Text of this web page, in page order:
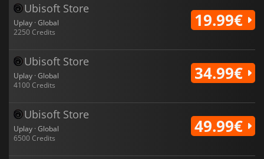
Ubisoft Store
Uplay · Global
2250 Credits
19.99€
Ubisoft Store
Uplay · Global
4100 Credits
34.99€
Ubisoft Store
Uplay · Global
6500 Credits
49.99€